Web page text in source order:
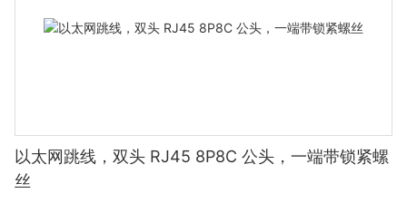
以太网跳线，双头 RJ45 8P8C 公头，一端带锁紧螺
丝